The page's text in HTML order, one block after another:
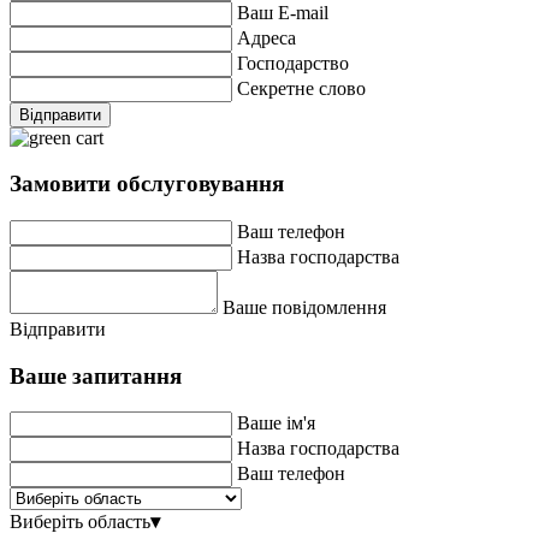
Ваш E-mail
Адреса
Господарство
Секретне слово
Відправити
Замовити обслуговування
Ваш телефон
Назва господарства
Ваше повідомлення
Відправити
Ваше запитання
Ваше ім'я
Назва господарства
Ваш телефон
Виберіть область▾